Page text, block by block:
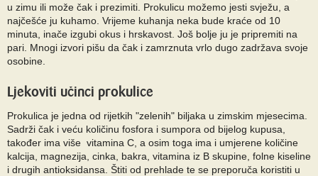
u zimu ili može čak i prezimiti. Prokulicu možemo jesti svježu, a
najčešće ju kuhamo. Vrijeme kuhanja neka bude kraće od 10
minuta, inače izgubi okus i hrskavost. Još bolje ju je pripremiti na
pari. Mnogi izvori pišu da čak i zamrznuta vrlo dugo zadržava svoje
osobine.
Ljekoviti učinci prokulice
Prokulica je jedna od rijetkih "zelenih" biljaka u zimskim mjesecima.
Sadrži čak i veću količinu fosfora i sumpora od bijelog kupusa,
također ima više vitamina C, a osim toga ima i umjerene količine
kalcija, magnezija, cinka, bakra, vitamina iz B skupine, folne kiseline
i drugih antioksidansa. Štiti od prehlade te se preporuča koristiti u